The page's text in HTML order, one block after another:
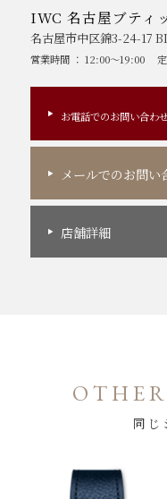
IWC 名古屋ブティ
名古屋市中区錦3-24-17
営業時間 ： 12:00～19:00
お電話でのお問い合わ
メールでのお問い
店舗詳細
同じ